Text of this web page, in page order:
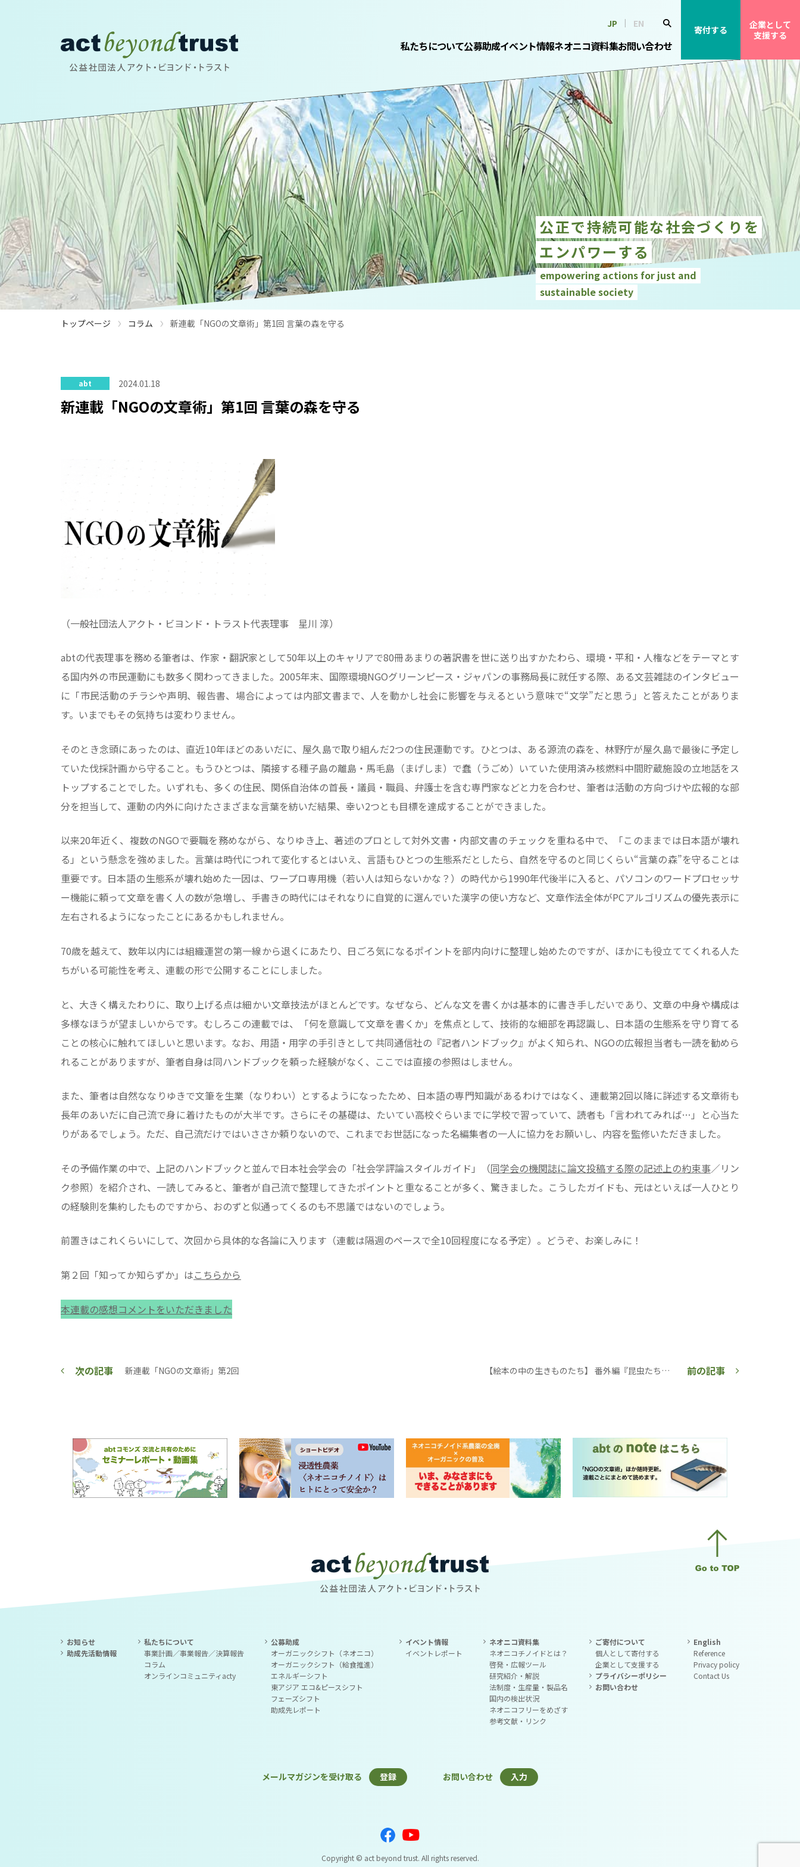
公益社団法人アクト・ビヨンド・トラスト
私たちについて公募助成イベント情報ネオニコ資料集お問い合わせ
JP EN
寄付する
企業として
支援する
公正で持続可能な社会づくりを
エンパワーする
empowering actions for just and
sustainable society
トップページ › コラム › 新連載「NGOの文章術」第1回 言葉の森を守る
abt 2024.01.18
新連載「NGOの文章術」第1回 言葉の森を守る
（一般社団法人アクト・ビヨンド・トラスト代表理事 星川 淳）
abtの代表理事を務める筆者は、作家・翻訳家として50年以上のキャリアで80冊あまりの著訳書を世に送り出すかたわら、環境・平和・人権などをテーマとす
る国内外の市民運動にも数多く関わってきました。2005年末、国際環境NGOグリーンピース・ジャパンの事務局長に就任する際、ある文芸雑誌のインタビュー
に「市民活動のチラシや声明、報告書、場合によっては内部文書まで、人を動かし社会に影響を与えるという意味で“文学”だと思う」と答えたことがありま
す。いまでもその気持ちは変わりません。
そのとき念頭にあったのは、直近10年ほどのあいだに、屋久島で取り組んだ2つの住民運動です。ひとつは、ある源流の森を、林野庁が屋久島で最後に予定し
ていた伐採計画から守ること。もうひとつは、隣接する種子島の離島・馬毛島（まげしま）で蠢（うごめ）いていた使用済み核燃料中間貯蔵施設の立地話をス
トップすることでした。いずれも、多くの住民、関係自治体の首長・議員・職員、弁護士を含む専門家などと力を合わせ、筆者は活動の方向づけや広報的な部
分を担当して、運動の内外に向けたさまざまな言葉を紡いだ結果、幸い2つとも目標を達成することができました。
以来20年近く、複数のNGOで要職を務めながら、なりゆき上、著述のプロとして対外文書・内部文書のチェックを重ねる中で、「このままでは日本語が壊れ
る」という懸念を強めました。言葉は時代につれて変化するとはいえ、言語もひとつの生態系だとしたら、自然を守るのと同じくらい“言葉の森”を守ることは
重要です。日本語の生態系が壊れ始めた一因は、ワープロ専用機（若い人は知らないかな？）の時代から1990年代後半に入ると、パソコンのワードプロセッサ
ー機能に頼って文章を書く人の数が急増し、手書きの時代にはそれなりに自覚的に選んでいた漢字の使い方など、文章作法全体がPCアルゴリズムの優先表示に
左右されるようになったことにあるかもしれません。
70歳を越えて、数年以内には組織運営の第一線から退くにあたり、日ごろ気になるポイントを部内向けに整理し始めたのですが、ほかにも役立ててくれる人た
ちがいる可能性を考え、連載の形で公開することにしました。
と、大きく構えたわりに、取り上げる点は細かい文章技法がほとんどです。なぜなら、どんな文を書くかは基本的に書き手しだいであり、文章の中身や構成は
多様なほうが望ましいからです。むしろこの連載では、「何を意識して文章を書くか」を焦点として、技術的な細部を再認識し、日本語の生態系を守り育てる
ことの核心に触れてほしいと思います。なお、用語・用字の手引きとして共同通信社の『記者ハンドブック』がよく知られ、NGOの広報担当者も一読を勧めら
れることがありますが、筆者自身は同ハンドブックを頼った経験がなく、ここでは直接の参照はしません。
また、筆者は自然ななりゆきで文筆を生業（なりわい）とするようになったため、日本語の専門知識があるわけではなく、連載第2回以降に詳述する文章術も
長年のあいだに自己流で身に着けたものが大半です。さらにその基礎は、たいてい高校ぐらいまでに学校で習っていて、読者も「言われてみれば…」と心当た
りがあるでしょう。ただ、自己流だけではいささか頼りないので、これまでお世話になった名編集者の一人に協力をお願いし、内容を監修いただきました。
その予備作業の中で、上記のハンドブックと並んで日本社会学会の「社会学評論スタイルガイド」（同学会の機関誌に論文投稿する際の記述上の約束事／リン
ク参照）を紹介され、一読してみると、筆者が自己流で整理してきたポイントと重なることが多く、驚きました。こうしたガイドも、元はといえば一人ひとり
の経験則を集約したものですから、おのずと似通ってくるのも不思議ではないのでしょう。
前置きはこれくらいにして、次回から具体的な各論に入ります（連載は隔週のペースで全10回程度になる予定）。どうぞ、お楽しみに！
第２回「知ってか知らずか」はこちらから
本連載の感想コメントをいただきました
次の記事 新連載「NGOの文章術」第2回 前の記事
【絵本の中の生きものたち】 番外編『昆虫たちの国』（1946）中央出版
公益社団法人アクト・ビヨンド・トラスト
お知らせ
助成先活動情報
私たちについて
事業計画／事業報告／決算報告
コラム
オンラインコミュニティacty
公募助成
オーガニックシフト（ネオニコ）
オーガニックシフト（給食推進）
エネルギーシフト
東アジア エコ&ピースシフト
フェーズシフト
助成先レポート
イベント情報
イベントレポート
ネオニコ資料集
ネオニコチノイドとは？
啓発・広報ツール
研究紹介・解説
法制度・生産量・製品名
国内の検出状況
ネオニコフリーをめざす
参考文献・リンク
ご寄付について
個人として寄付する
企業として支援する
プライバシーポリシー
お問い合わせ
English
Reference
Privacy policy
Contact Us
メールマガジンを受け取る 登録 お問い合わせ 入力
Copyright © act beyond trust. All rights reserved.